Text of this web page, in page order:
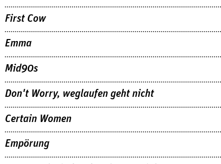
First Cow
Emma
Mid90s
Don't Worry, weglaufen geht nicht
Certain Women
Empörung